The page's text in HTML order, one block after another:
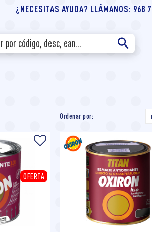
¿NECESITAS AYUDA? LLÁMANOS: 968
Ordenar por:
OFERTA